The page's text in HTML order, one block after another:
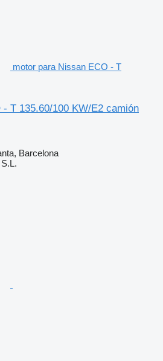
motor para Nissan ECO - T
T 135.60/100 KW/E2 camión
Barcelona